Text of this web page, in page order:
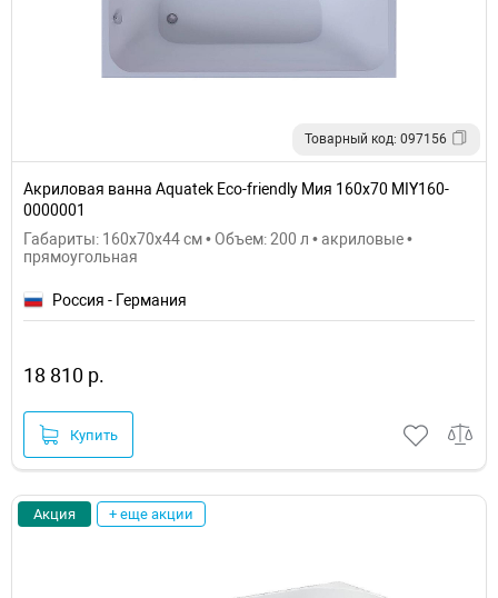
Товарный код: 097156
Акриловая ванна Aquatek Eco-friendly Мия 160x70 MIY160-
0000001
Габариты: 160x70x44 см • Объем: 200 л • акриловые •
прямоугольная
Россия - Германия
18 810 р.
Купить
Акция + еще акции